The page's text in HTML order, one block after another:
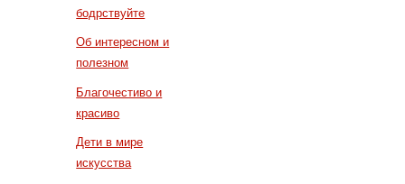
бодрствуйте
Об интересном и
полезном
Благочестиво и
красиво
Дети в мире
искусства